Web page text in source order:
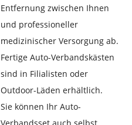
Entfernung zwischen Ihnen
und professioneller
medizinischer Versorgung ab.
Fertige Auto-Verbandskästen
sind in Filialisten oder
Outdoor-Läden erhältlich.
Sie können Ihr Auto-
Verbandsset auch selbst